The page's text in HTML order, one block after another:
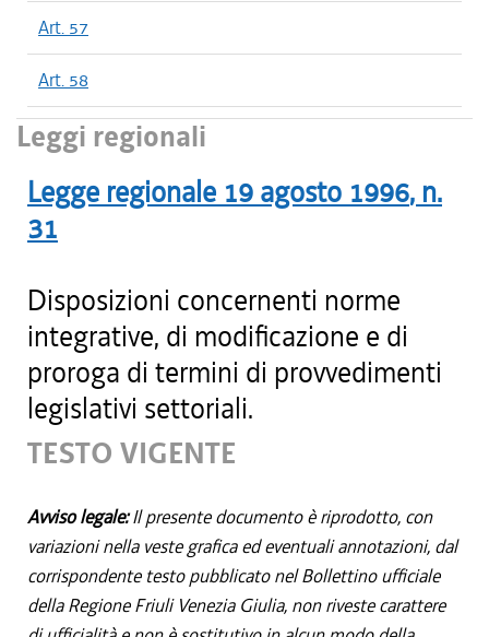
Art. 57
Art. 58
Leggi regionali
Legge regionale 19 agosto 1996, n.
31
Disposizioni concernenti norme
integrative, di modificazione e di
proroga di termini di provvedimenti
legislativi settoriali.
TESTO VIGENTE
Avviso legale:Il presente documento è riprodotto, con
variazioni nella veste grafica ed eventuali annotazioni, dal
corrispondente testo pubblicato nel Bollettino ufficiale
della Regione Friuli Venezia Giulia, non riveste carattere